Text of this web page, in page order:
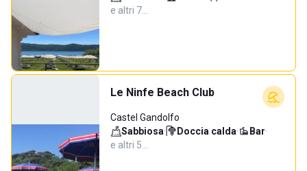
e altri 7…
Le Ninfe Beach Club
Castel Gandolfo
Sabbiosa· Doccia calda· Bar·
e altri 5…